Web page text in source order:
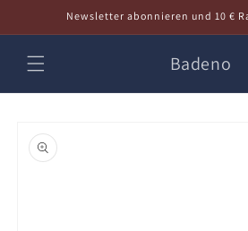
Inhalt
Newsletter abonnieren und 10 €
Badeno